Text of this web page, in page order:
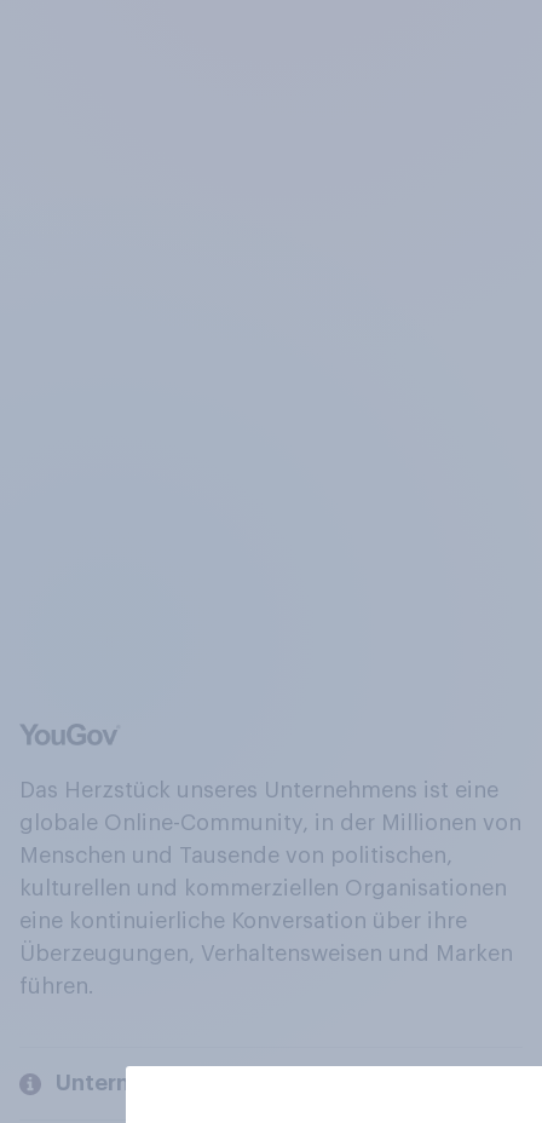
Das Herzstück unseres Unternehmens ist eine
globale Online-Community, in der Millionen von
Menschen und Tausende von politischen,
kulturellen und kommerziellen Organisationen
eine kontinuierliche Konversation über ihre
Überzeugungen, Verhaltensweisen und Marken
führen.
Unternehmen